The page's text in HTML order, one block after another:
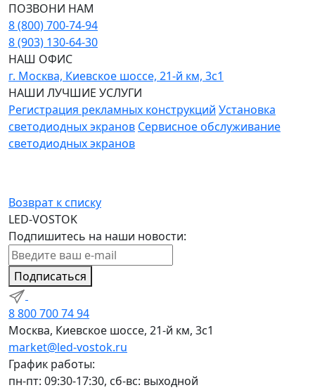
ПОЗВОНИ НАМ
8 (800) 700-74-94
8 (903) 130-64-30
НАШ ОФИС
г. Москва, Киевское шоссе, 21-й км, 3с1
НАШИ ЛУЧШИЕ УСЛУГИ
Регистрация рекламных конструкций Установка
светодиодных экранов Сервисное обслуживание
светодиодных экранов
Возврат к списку
LED-VOSTOK
Подпишитесь на наши новости:
Подписаться
8 800 700 74 94
Москва, Киевское шоссе, 21-й км, 3с1
market@led-vostok.ru
График работы:
пн-пт: 09:30-17:30, сб-вс: выходной